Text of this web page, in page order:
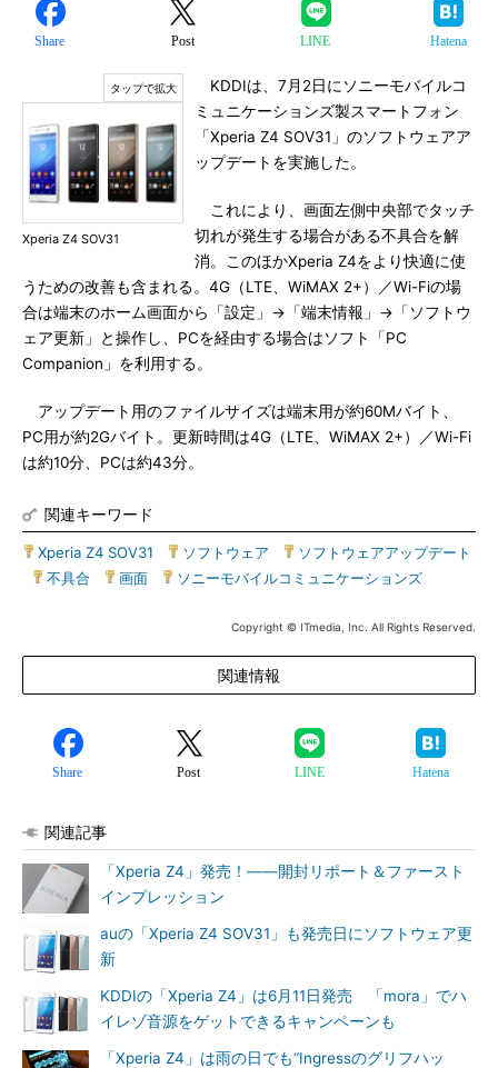
Share Post LINE Hatena
Xperia Z4 SOV31
KDDIは、7月2日にソニーモバイルコ
ミュニケーションズ製スマートフォン
「Xperia Z4 SOV31」のソフトウェアア
ップデートを実施した。
これにより、画面左側中央部でタッチ
切れが発生する場合がある不具合を解
消。このほかXperia Z4をより快適に使
うための改善も含まれる。4G（LTE、WiMAX 2+）／Wi-Fiの場
合は端末のホーム画面から「設定」→「端末情報」→「ソフトウ
ェア更新」と操作し、PCを経由する場合はソフト「PC
Companion」を利用する。
アップデート用のファイルサイズは端末用が約60Mバイト、
PC用が約2Gバイト。更新時間は4G（LTE、WiMAX 2+）／Wi-Fi
は約10分、PCは約43分。
関連キーワード
Xperia Z4 SOV31 ソフトウェア
ソフトウェアアップデート
不具合 画面 ソニーモバイルコミュニケーションズ
Copyright © ITmedia, Inc. All Rights Reserved.
関連情報
Share Post LINE Hatena
関連記事
「Xperia Z4」発売！――開封リポート＆ファースト
インプレッション
auの「Xperia Z4 SOV31」も発売日にソフトウェア更
新
KDDIの「Xperia Z4」は6月11日発売 「mora」でハ
イレゾ音源をゲットできるキャンペーンも
「Xperia Z4」は雨の日でも“Ingressのグリフハッ